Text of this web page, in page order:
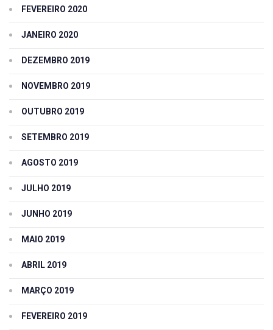
FEVEREIRO 2020
JANEIRO 2020
DEZEMBRO 2019
NOVEMBRO 2019
OUTUBRO 2019
SETEMBRO 2019
AGOSTO 2019
JULHO 2019
JUNHO 2019
MAIO 2019
ABRIL 2019
MARÇO 2019
FEVEREIRO 2019